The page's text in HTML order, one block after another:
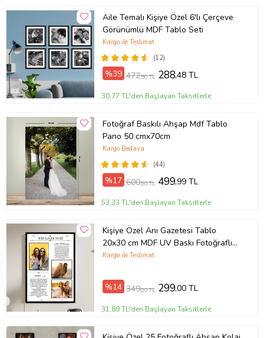
Aile Temalı Kişiye Özel 6'lı Çerçeve
Görünümlü MDF Tablo Seti
(12)
Kargo ile Teslimat
%39 472,50 TL 288,48 TL
30,77 TL'den Başlayan Taksitlerle
Fotoğraf Baskılı Ahşap Mdf Tablo
Pano 50 cmx70cm
(44)
Kargo Bedava
%17 600,00 TL 499,99 TL
53,33 TL'den Başlayan Taksitlerle
Kişiye Özel Anı Gazetesi Tablo
20x30 cm MDF UV Baskı Fotoğraflı
Dostluk Hatıra Tablosu
Kargo ile Teslimat
%14 349,00 TL 299,00 TL
31,89 TL'den Başlayan Taksitlerle